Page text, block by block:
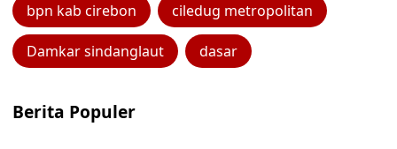
bpn kab cirebon ciledug metropolitan
Damkar sindanglaut dasar
Berita Populer